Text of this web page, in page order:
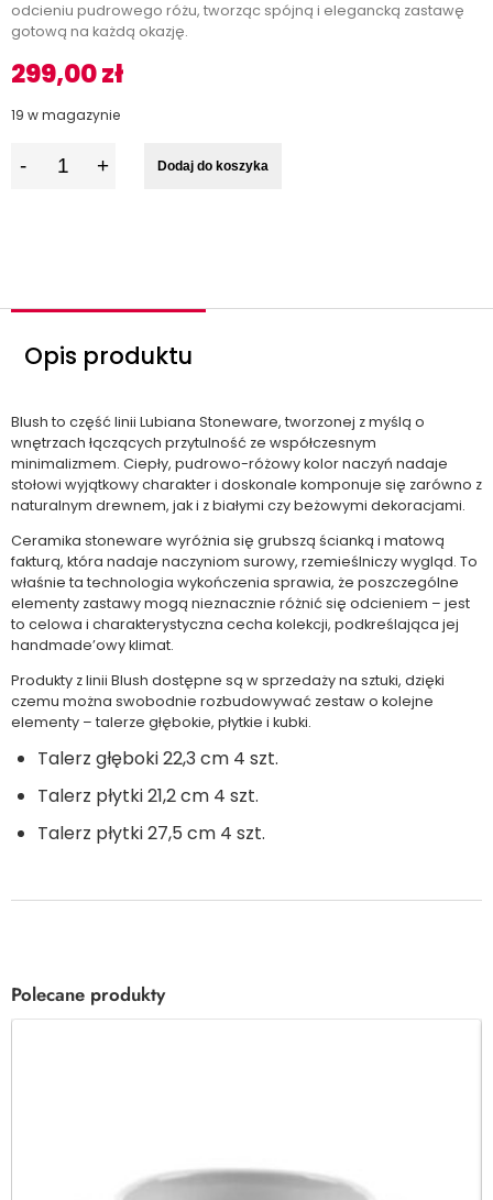
odcieniu pudrowego różu, tworząc spójną i elegancką zastawę
gotową na każdą okazję.
299,00zł
19 w magazynie
Dodaj do koszyka
Opis produktu
Blush to część linii Lubiana Stoneware, tworzonej z myślą o
wnętrzach łączących przytulność ze współczesnym
minimalizmem. Ciepły, pudrowo-różowy kolor naczyń nadaje
stołowi wyjątkowy charakter i doskonale komponuje się zarówno z
naturalnym drewnem, jak i z białymi czy beżowymi dekoracjami.
Ceramika stoneware wyróżnia się grubszą ścianką i matową
fakturą, która nadaje naczyniom surowy, rzemieślniczy wygląd. To
właśnie ta technologia wykończenia sprawia, że poszczególne
elementy zastawy mogą nieznacznie różnić się odcieniem – jest
to celowa i charakterystyczna cecha kolekcji, podkreślająca jej
handmade’owy klimat.
Produkty z linii Blush dostępne są w sprzedaży na sztuki, dzięki
czemu można swobodnie rozbudowywać zestaw o kolejne
elementy – talerze głębokie, płytkie i kubki.
Talerz głęboki 22,3 cm 4 szt.
Talerz płytki 21,2 cm 4 szt.
Talerz płytki 27,5 cm 4 szt.
Polecane produkty